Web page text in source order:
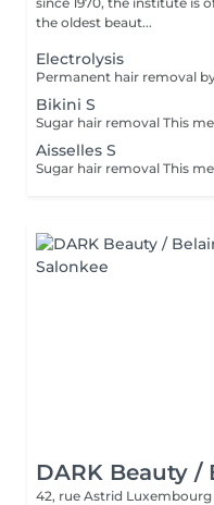
the oldest beaut...
Electrolysis
Bikini S
Aisselles S
DARK Beauty /
42, rue Astrid Luxembourg